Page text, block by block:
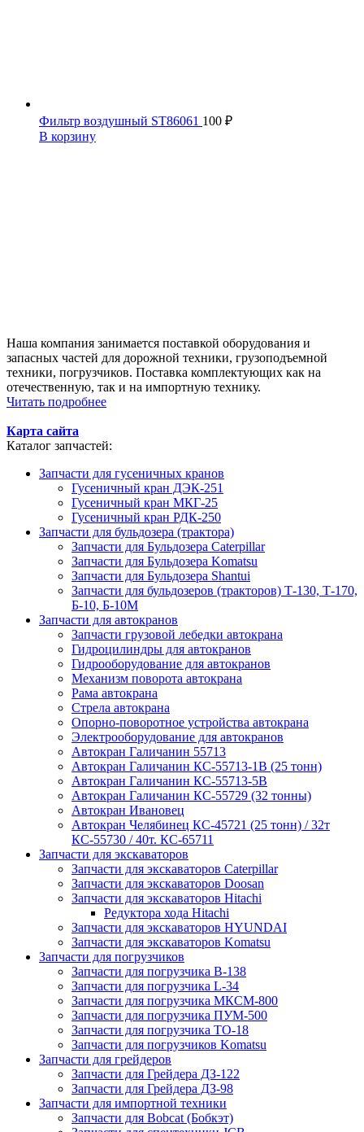
Фильтр воздушный ST86061 100 ₽
В корзину
Наша компания занимается поставкой оборудования и
запасных частей для дорожной техники, грузоподъемной
техники, погрузчиков. Поставка комплектующих как на
отечественную, так и на импортную технику.
Читать подробнее
Карта сайта
Каталог запчастей:
Запчасти для гусеничных кранов
Гусеничный кран ДЭК-251
Гусеничный кран МКГ-25
Гусеничный кран РДК-250
Запчасти для бульдозера (трактора)
Запчасти для Бульдозера Caterpillar
Запчасти для Бульдозера Komatsu
Запчасти для Бульдозера Shantui
Запчасти для бульдозеров (тракторов) Т-130, Т-170,
Б-10, Б-10М
Запчасти для автокранов
Запчасти грузовой лебедки автокрана
Гидроцилиндры для автокранов
Гидрооборудование для автокранов
Механизм поворота автокрана
Рама автокрана
Стрела автокрана
Опорно-поворотное устройства автокрана
Электрооборудование для автокранов
Автокран Галичанин 55713
Автокран Галичанин КС-55713-1В (25 тонн)
Автокран Галичанин КС-55713-5В
Автокран Галичанин КС-55729 (32 тонны)
Автокран Ивановец
Автокран Челябинец КС-45721 (25 тонн) / 32т
КС-55730 / 40т. КС-65711
Запчасти для экскаваторов
Запчасти для экскаваторов Caterpillar
Запчасти для экскаваторов Doosan
Запчасти для экскаваторов Hitachi
Редуктора хода Hitachi
Запчасти для экскаваторов HYUNDAI
Запчасти для экскаваторов Komatsu
Запчасти для погрузчиков
Запчасти для погрузчика B-138
Запчасти для погрузчика L-34
Запчасти для погрузчика МКСМ-800
Запчасти для погрузчика ПУМ-500
Запчасти для погрузчика ТО-18
Запчасти для погрузчиков Komatsu
Запчасти для грейдеров
Запчасти для Грейдера ДЗ-122
Запчасти для Грейдера ДЗ-98
Запчасти для импортной техники
Запчасти для Bobcat (Бобкэт)